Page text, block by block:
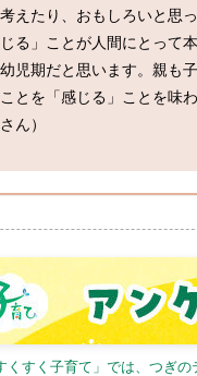
えたり、おもしろいと思
る」ことが人間にとって
児期だと思います。親も
とを「感じる」ことを味
くすく子育て」では、つぎの